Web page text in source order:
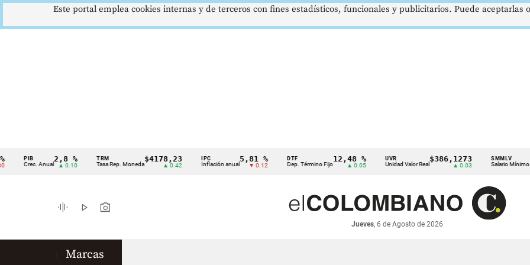
Cintillo
indicadores
económicos
Crec. Anual
2,8 %
▲ 0.10 Tasa Rep. Moneda
$4178,23
▲ 0.42 Inflación anual
5,81 %
▼ 0.12 Dep. Término Fijo
12,48 %
▲ 0.05 Unidad Valor Real
$386,1273
▲ 0.03
SMMLV
Salario Mínimo
graphic_eq play_arrow photo_camera
Jueves, 6 de Agosto de 2026
Marcas
Este portal emplea cookies internas y de terceros con fines estadísticos, funcionales y publicitarios. Puede aceptarlas